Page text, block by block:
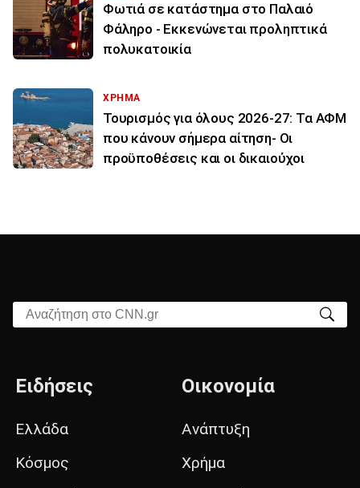
Φωτιά σε κατάστημα στο Παλαιό
Φάληρο - Εκκενώνεται προληπτικά
πολυκατοικία
ΧΡΗΜΑ
Τουρισμός για όλους 2026-27: Τα ΑΦΜ
που κάνουν σήμερα αίτηση- Οι
προϋποθέσεις και οι δικαιούχοι
Αναζήτηση στο CNN.gr
Ειδήσεις
Ελλάδα
Κόσμος
Οικονομία
Ανάπτυξη
Χρήμα